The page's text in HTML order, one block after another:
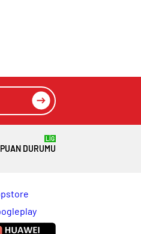
PUAN DURUMU
LİG